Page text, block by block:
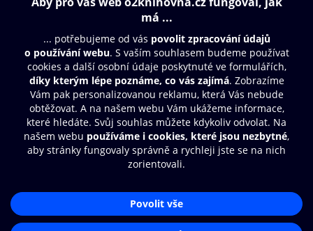
Obsah ke stažení
Moje O2 Knihovna
Další zábava
© O2 Czech Republic a.s.
Přístupnost
Zásady zpracování osobních údajůAplikace O2 Knihovna